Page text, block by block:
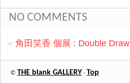
NO COMMENTS
« 角田笑香 個展 : Double Draw
© THE blank GALLERY - Top